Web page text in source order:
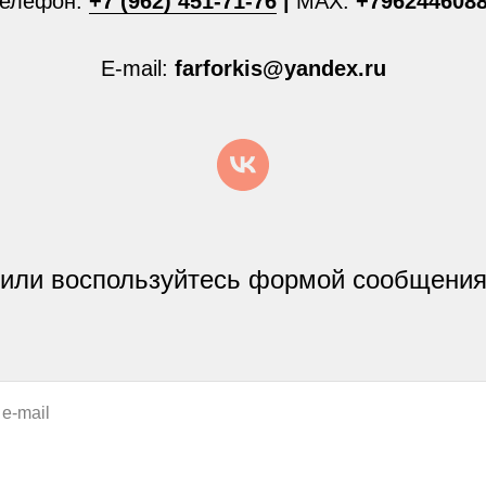
E-mail: farforkis@yandex.ru
или воспользуйтесь формой сообщения